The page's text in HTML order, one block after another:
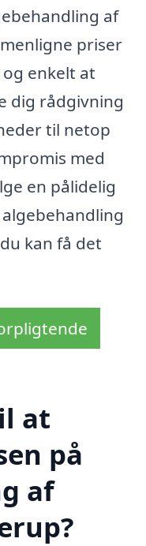
af
priser
enkelt at
dig rådgivning
til netop
med
en pålidelig
kan få det
at
på
af